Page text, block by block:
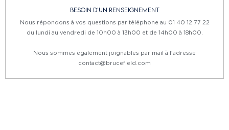
Besoin d'un renseignement
Nous répondons à vos questions par téléphone au 01 40 12 77 22
du lundi au vendredi de 10h00 à 13h00 et de 14h00 à 18h00.
Nous sommes également joignables par mail à l'adresse
contact@brucefield.com